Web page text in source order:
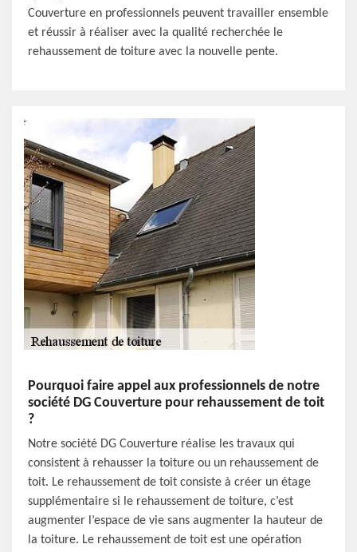
Couverture en professionnels peuvent travailler ensemble
et réussir à réaliser avec la qualité recherchée le
rehaussement de toiture avec la nouvelle pente.
Pourquoi faire appel aux professionnels de notre
société DG Couverture pour rehaussement de toit
?
Notre société DG Couverture réalise les travaux qui
consistent à rehausser la toiture ou un rehaussement de
toit. Le rehaussement de toit consiste à créer un étage
supplémentaire si le rehaussement de toiture, c’est
augmenter l’espace de vie sans augmenter la hauteur de
la toiture. Le rehaussement de toit est une opération